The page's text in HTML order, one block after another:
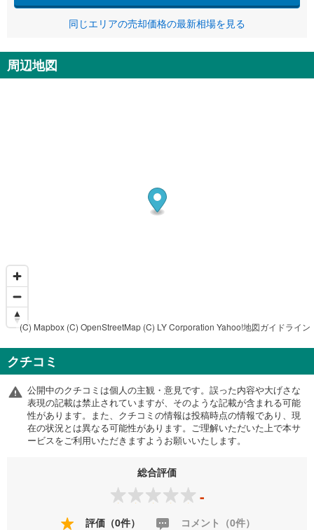
同じエリアの売却価格の最新相場を見る
周辺地図
(C) Mapbox (C) OpenStreetMap (C) LY Corporation Yahoo!地図ガイドライン
クチコミ
公開中のクチコミは個人の主観・意見です。誤った内容や大げさな
表現の記載は禁止されていますが、そのような記載が含まれる可能
性があります。また、クチコミの情報は投稿時点の情報であり、現
在の状況とは異なる可能性があります。ご理解いただいた上で本サ
ービスをご利用いただきますようお願いいたします。
総合評価
-
評価（0件） コメント（0件）